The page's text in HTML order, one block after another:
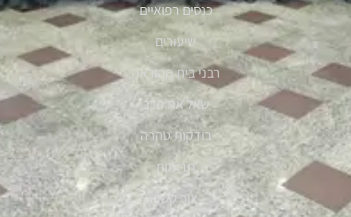
כנסים רפואיים
שיעורים
רבני בית ההוראה
שאל את הרב
בודקות טהרה
תרומות
צור קשר